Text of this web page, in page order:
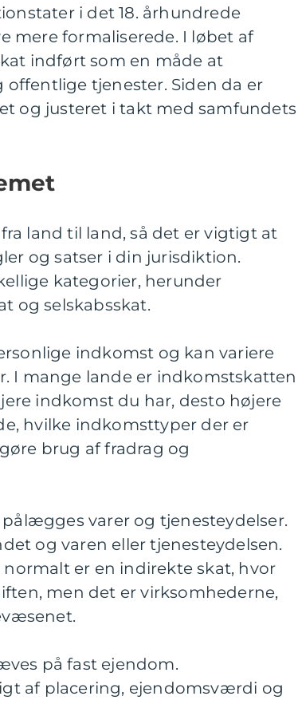
i det 18. århundrede
mere formaliserede. I løbet af
indført som en måde at
tjenester. Siden da er
og justeret i takt med samfundets
land til land, så det er vigtigt at
og satser i din jurisdiktion.
kategorier, herunder
og selskabsskat.
indkomst og kan variere
I mange lande er indkomstskatten
indkomst du har, desto højere
hvilke indkomsttyper der er
brug af fradrag og
varer og tjenesteydelser.
og varen eller tjenesteydelsen.
er en indirekte skat, hvor
men det er virksomhederne,
på fast ejendom.
af placering, ejendomsværdi og